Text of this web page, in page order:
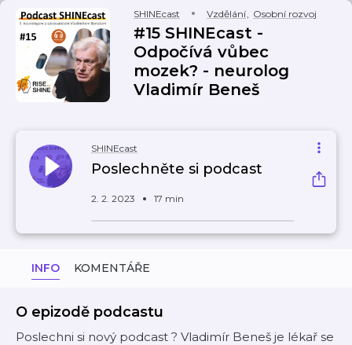
SHINEcast Vzdělání, Osobní rozvoj
#15 SHINEcast -
Odpočívá vůbec
mozek? - neurolog
Vladimír Beneš
SHINEcast
Poslechněte si podcast
2. 2. 2023 17 min
INFO KOMENTÁŘE
O epizodě podcastu
Poslechni si nový podcast ? Vladimír Beneš je lékař se